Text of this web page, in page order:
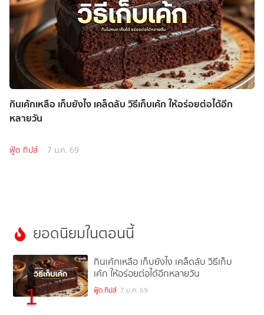
กินเค้กเหลือ เก็บยังไง เคล็ดลับ วิธีเก็บเค้ก ให้อร่อยต่อได้อีก
หลายวัน
ฟู้ด ทิปส์ 7 ม.ค. 69
ยอดนิยมในตอนนี้
1
กินเค้กเหลือ เก็บยังไง เคล็ดลับ วิธีเก็บ
เค้ก ให้อร่อยต่อได้อีกหลายวัน
ฟู้ด ทิปส์ 7 ม.ค. 69